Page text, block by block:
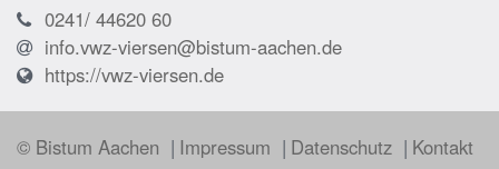
0241/ 44620 60
info.vwz-viersen@bistum-aachen.de
https://vwz-viersen.de
© Bistum Aachen Impressum Datenschutz Kontakt